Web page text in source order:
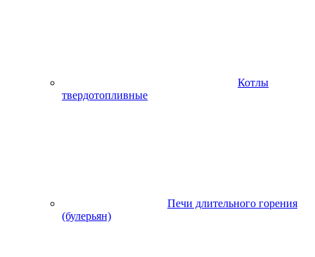
Котлы
твердотопливные
Печи длительного горения
(булерьян)